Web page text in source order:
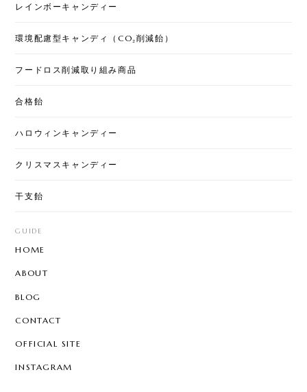
ーン以外の小さなキャンディも美味しいのでみんな
商品、めちゃめちゃ可愛いです💕これは誰かにあげ
ょっと急ぎで注文したのですが、通常翌日配送なの
回答いただきました。 また利用させていただきま
レインボーキャンディー
環境配慮型キャンディ（CO₂削減飴）
フードロス削減取り組み商品
合格飴
ハロウィンキャンディー
クリスマスキャンディー
干支飴
GUIDE
HOME
ABOUT
BLOG
CONTACT
OFFICIAL SITE
INSTAGRAM